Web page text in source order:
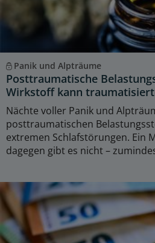
Panik und Alpträume
Posttraumatische
Wirkstoff kann
Nächte voller Panik und
posttraumatischen
extremen Schlafstörungen. Ein
dagegen gibt es nicht –